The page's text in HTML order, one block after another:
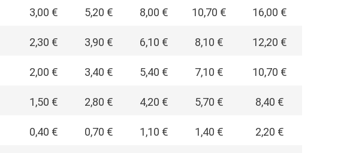
3,00 € 5,20 € 8,00 € 10,70 € 16,00 €
2,30 € 3,90 € 6,10 € 8,10 € 12,20 €
2,00 € 3,40 € 5,40 € 7,10 € 10,70 €
1,50 € 2,80 € 4,20 € 5,70 € 8,40 €
0,40 € 0,70 € 1,10 € 1,40 € 2,20 €